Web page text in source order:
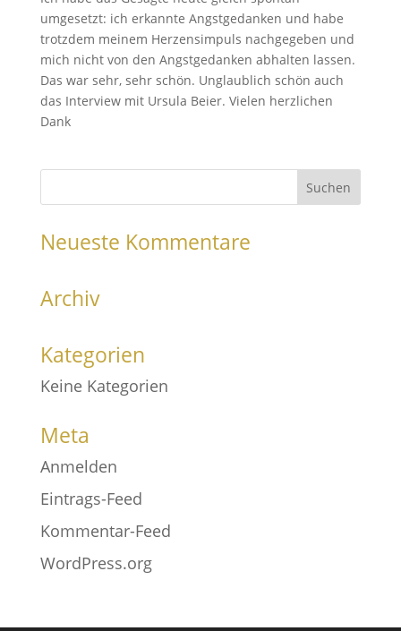
umgesetzt: ich erkannte Angstgedanken und habe
trotzdem meinem Herzensimpuls nachgegeben und
mich nicht von den Angstgedanken abhalten lassen.
Das war sehr, sehr schön. Unglaublich schön auch
das Interview mit Ursula Beier. Vielen herzlichen
Dank
Neueste Kommentare
Archiv
Kategorien
Keine Kategorien
Meta
Anmelden
Eintrags-Feed
Kommentar-Feed
WordPress.org